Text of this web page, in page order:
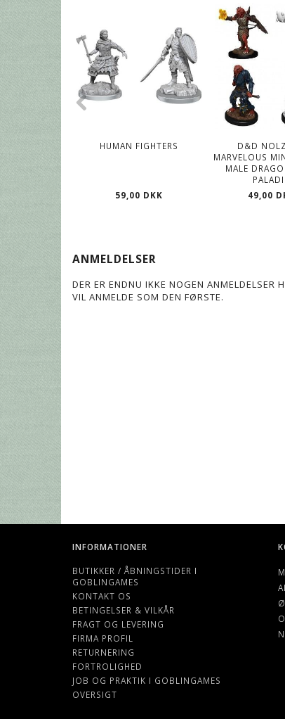
HUMAN FIGHTERS
59,00 DKK
D&D
MARVELOUS
MALE
49,00
ANMELDELSER
DER ER ENDNU IKKE NOGEN ANMELDELSER
VIL ANMELDE SOM DEN FØRSTE.
INFORMATIONER
BUTIKKER / ÅBNINGSTIDER I
GOBLINGAMES
KONTAKT OS
BETINGELSER & VILKÅR
FRAGT OG LEVERING
FIRMA PROFIL
RETURNERING
FORTROLIGHED
JOB OG PRAKTIK I GOBLINGAMES
OVERSIGT